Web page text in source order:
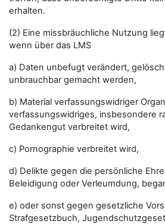
erhalten.
(2) Eine missbräuchliche Nutzung
wenn über das LMS
a) Daten unbefugt verändert,
unbrauchbar gemacht werden,
b) Material verfassungswidriger
verfassungswidriges, insbesondere
Gedankengut verbreitet wird,
c) Pornographie verbreitet wird,
d) Delikte gegen die persönliche
Beleidigung oder Verleumdung,
e) oder sonst gegen gesetzliche
Strafgesetzbuch,